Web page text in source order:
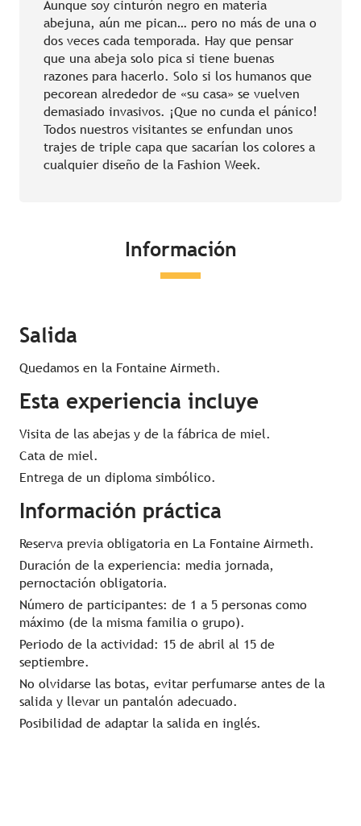
Aunque soy cinturón negro en materia
abejuna, aún me pican… pero no más de una o
dos veces cada temporada. Hay que pensar
que una abeja solo pica si tiene buenas
razones para hacerlo. Solo si los humanos que
pecorean alrededor de «su casa» se vuelven
demasiado invasivos. ¡Que no cunda el pánico!
Todos nuestros visitantes se enfundan unos
trajes de triple capa que sacarían los colores a
cualquier diseño de la Fashion Week.
Información
Salida
Quedamos en la Fontaine Airmeth.
Esta experiencia incluye
Visita de las abejas y de la fábrica de miel.
Cata de miel.
Entrega de un diploma simbólico.
Información práctica
Reserva previa obligatoria en La Fontaine Airmeth.
Duración de la experiencia: media jornada,
pernoctación obligatoria.
Número de participantes: de 1 a 5 personas como
máximo (de la misma familia o grupo).
Periodo de la actividad: 15 de abril al 15 de
septiembre.
No olvidarse las botas, evitar perfumarse antes de la
salida y llevar un pantalón adecuado.
Posibilidad de adaptar la salida en inglés.